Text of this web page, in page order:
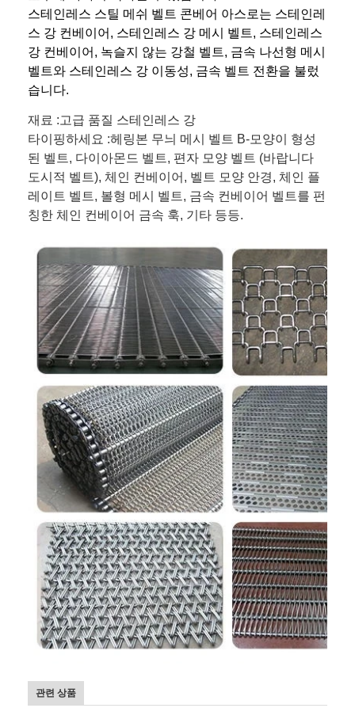
스테인레스 스틸 메쉬 벨트 콘베어 아스로는 스테인레
스 강 컨베이어, 스테인레스 강 메시 벨트, 스테인레스
강 컨베이어, 녹슬지 않는 강철 벨트, 금속 나선형 메시
벨트와 스테인레스 강 이동성, 금속 벨트 전환을 불렀
습니다.
재료 :고급 품질 스테인레스 강
타이핑하세요 :헤링본 무늬 메시 벨트 B-모양이 형성
된 벨트, 다이아몬드 벨트, 편자 모양 벨트 (바랍니다
도시적 벨트), 체인 컨베이어, 벨트 모양 안경, 체인 플
레이트 벨트, 볼형 메시 벨트, 금속 컨베이어 벨트를 펀
칭한 체인 컨베이어 금속 훅, 기타 등등.
관련 상품